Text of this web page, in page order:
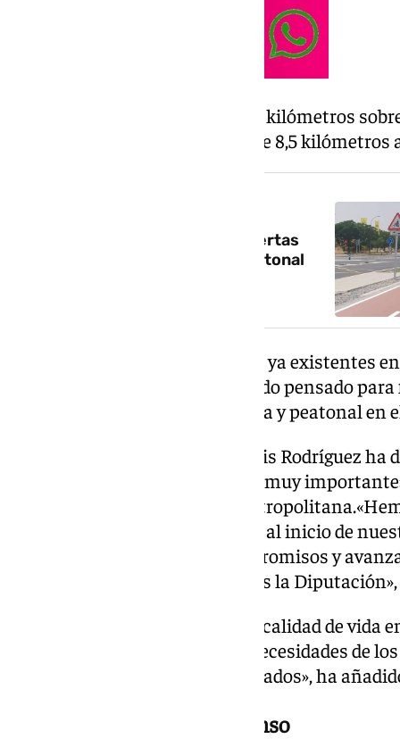
El paseo ciclopeatonal tiene 3,4 kilómetros
en un circuito circular de más de 8,5 kilómetros
Nueve empresas presentan ofertas
para las obras de la vía ciclopeatonal
Este nuevo tramo se suma a los ya existentes
de la Vega. Conforma un recorrido pensado
la mejora de la movilidad ciclista y peatonal en
Durante la inauguración, Francis Rodríguez ha
estratégica completa una «ruta muy
especialmente, para el área
una propuesta que planteamos al inicio de
cumplimos con nuestros compromisos y
estratégicos que tenía marcados la
«Es una apuesta por mejorar la calidad de
espacios que respondan a las necesidades de
que ahora quedan mejor conectados», ha
Áreas deportivas y de descanso